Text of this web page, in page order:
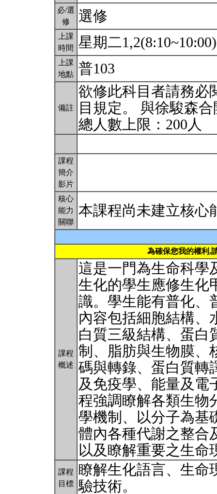
必/選
修
選修
上課
時間
星期二
上課
地點 普103
備註
欲修此科目者請務必
目規定。 與徐駿森合
總人數上限：200人
課程
簡介
影片
核心
能力
關聯
本課程尚未建立核心
為確保您我的權利,
課程
概述
這是一門為生命科學
生化的學生應修生化
識。學生能有普化、
內容包括細胞結構、
白質三級結構、蛋白
制、脂肪與生物膜、
碼與轉錄、蛋白質轉
及免疫學、能量及電
程強調瞭解各類生物
學機制、以分子為基
體內各種代謝之整合
以及瞭解重要之生命
課程
目標
瞭解生化語言、生命
驗技術。